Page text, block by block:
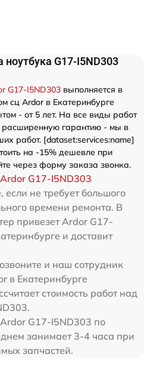
G17-I5ND303
G17-I5ND303 выполняется в
сц Ardor в Екатеринбурге
- от 5 лет. На все виды работ
расширенную гарантию - мы в
работ. [dataset:services:name]
на -15% дешевле при
через форму заказа звонка.
G17-I5ND303
не требует большого
времени ремонта. В
привезет Ardor G17-
и доставит
и наш сотрудник
в Екатеринбурге
стоимость работ над
G17-I5ND303 по
занимает 3-4 часа при
запчастей.